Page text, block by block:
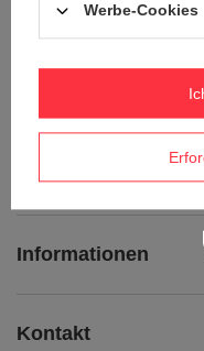
Ich möchte vom Vertrag
Konto
Informationen
Kontakt
Werbe-Cookies